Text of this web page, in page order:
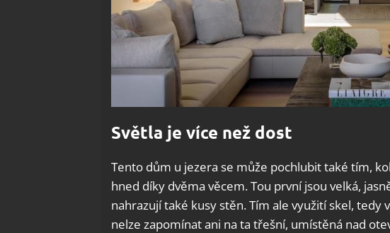
Světla je více než dost
Tento dům u jezera se může pochlubit také tím,
hned díky dvěma věcem. Tou první jsou velká,
nahrazují také kusy stěn. Tím ale využití skel, tedy
nelze zapomínat ani na ta třešní, umístěná nad